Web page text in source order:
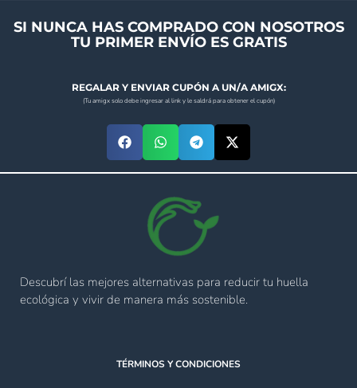
SI NUNCA HAS COMPRADO CON NOSOTROS
TU PRIMER ENVÍO ES GRATIS
REGALAR Y ENVIAR CUPÓN A UN/A AMIGX:
(Tu amigx solo debe ingresar al link y le saldrá para obtener el cupón)
Descubrí las mejores alternativas para reducir tu huella
ecológica y vivir de manera más sostenible.
TÉRMINOS Y CONDICIONES